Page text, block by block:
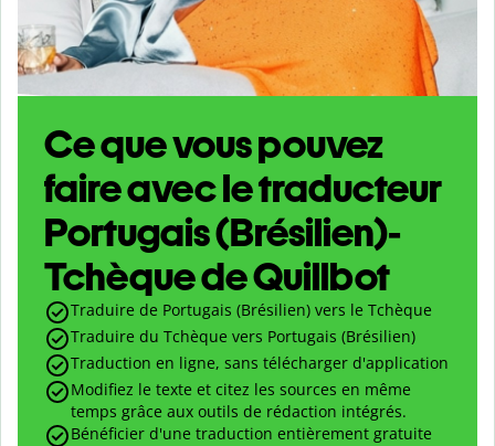
Ce que vous pouvez
faire avec le traducteur
Portugais (Brésilien)-
Tchèque de Quillbot
Traduire de Portugais (Brésilien) vers le Tchèque
Traduire du Tchèque vers Portugais (Brésilien)
Traduction en ligne, sans télécharger d'application
Modifiez le texte et citez les sources en même
temps grâce aux outils de rédaction intégrés.
Bénéficier d'une traduction entièrement gratuite